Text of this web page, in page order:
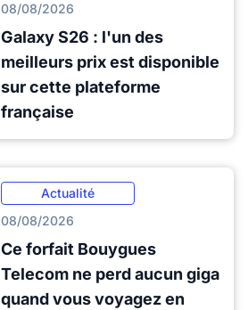
08/08/2026
Galaxy S26 : l'un des
meilleurs prix est disponible
sur cette plateforme
française
Actualité
08/08/2026
Ce forfait Bouygues
Telecom ne perd aucun giga
quand vous voyagez en